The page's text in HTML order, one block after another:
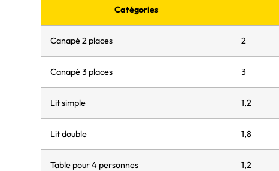
Catégories
Canapé 2 places 2
Canapé 3 places 3
Lit simple 1,2
Lit double 1,8
Table pour 4 personnes 1,2